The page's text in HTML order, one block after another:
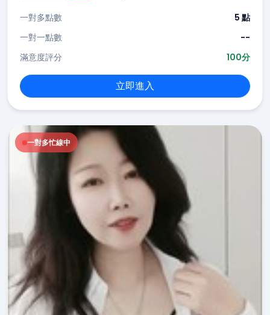
一對多點數
5 點
一對一點數
--
滿意度評分
100分
立即進入
一對多忙線中